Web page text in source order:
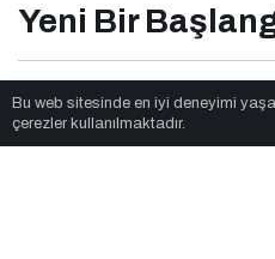
Yeni Bir
Seslendirmeci
2dk, 51sn
Bu web sitesinde en iyi deneyimi
çerezler kullanılmaktadır.